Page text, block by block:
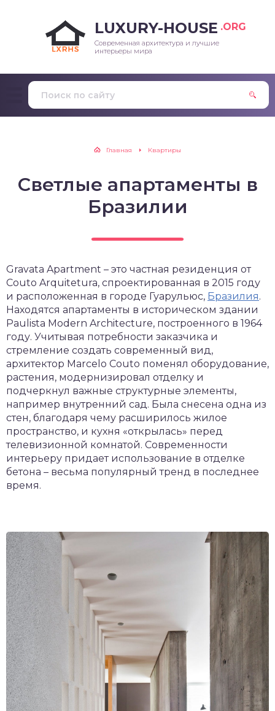
LUXURY-HOUSE .ORG
Современная архитектура и лучшие
интерьеры мира
Главная Квартиры
Светлые апартаменты в
Бразилии
Gravata Apartment – это частная резиденция от
Couto Arquitetura, спроектированная в 2015 году
и расположенная в городе Гуарульюс, Бразилия.
Находятся апартаменты в историческом здании
Paulista Modern Architecture, построенного в 1964
году. Учитывая потребности заказчика и
стремление создать современный вид,
архитектор Marcelo Couto поменял оборудование,
растения, модернизировал отделку и
подчеркнул важные структурные элементы,
например внутренний сад. Была снесена одна из
стен, благодаря чему расширилось жилое
пространство, и кухня «открылась» перед
телевизионной комнатой. Современности
интерьеру придает использование в отделке
бетона – весьма популярный тренд в последнее
время.